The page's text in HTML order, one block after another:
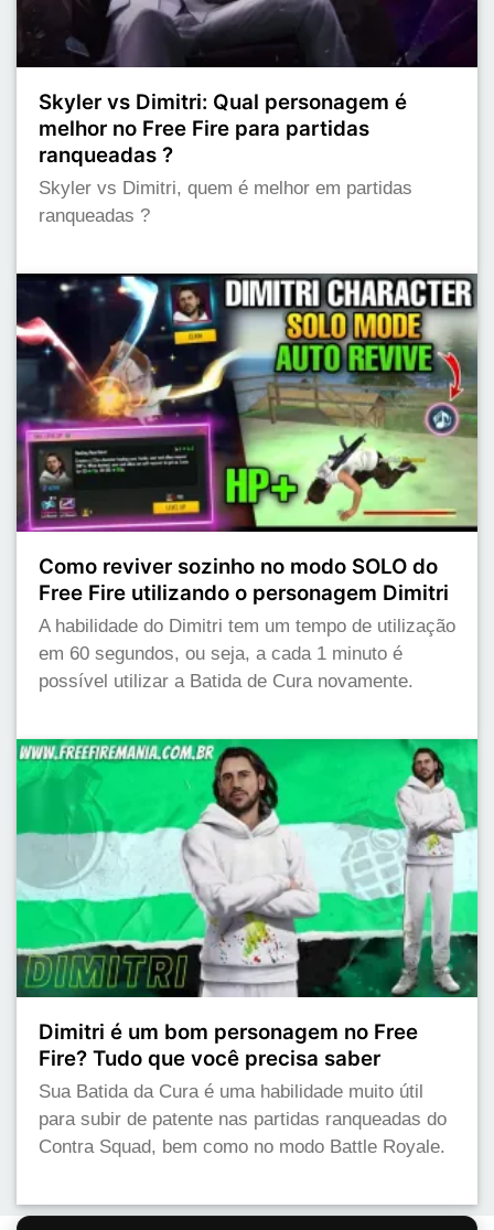
Skyler vs Dimitri: Qual personagem é
melhor no Free Fire para partidas
ranqueadas ?
Skyler vs Dimitri, quem é melhor em partidas
ranqueadas ?
Como reviver sozinho no modo SOLO do
Free Fire utilizando o personagem Dimitri
A habilidade do Dimitri tem um tempo de utilização
em 60 segundos, ou seja, a cada 1 minuto é
possível utilizar a Batida de Cura novamente.
Dimitri é um bom personagem no Free
Fire? Tudo que você precisa saber
Sua Batida da Cura é uma habilidade muito útil
para subir de patente nas partidas ranqueadas do
Contra Squad, bem como no modo Battle Royale.